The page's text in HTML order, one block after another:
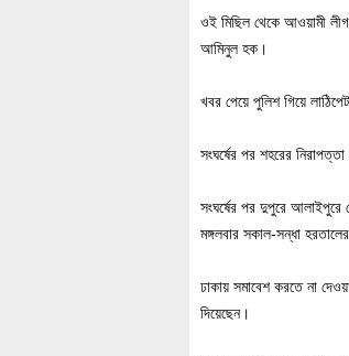
ওই মিছিল থেকে আওয়ামী লীগ
আমিনুল হক।
খবর পেয়ে পুলিশ গিয়ে
সংঘর্ষের পর শহরের
সংঘর্ষের পর দুপুরে আলাইপুরে
মঙ্গলবার সকাল-সন্ধা
ঢাকায় সমাবেশ করতে না
দিয়েছেন।